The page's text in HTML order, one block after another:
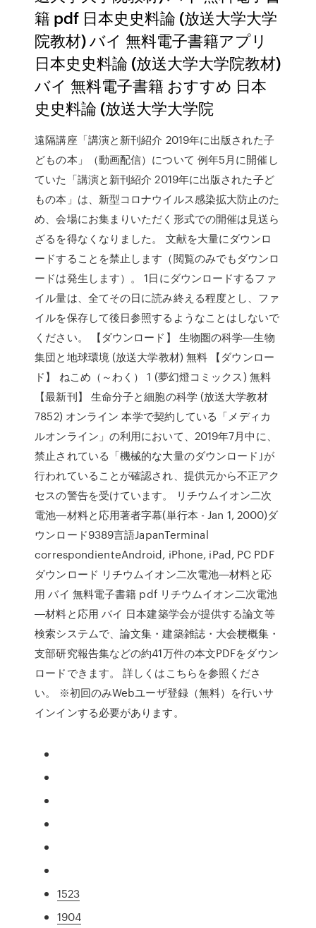
籍 pdf 日本史史料論 (放送大学大学
院教材) バイ 無料電子書籍アプリ
日本史史料論 (放送大学大学院教材)
バイ 無料電子書籍 おすすめ 日本
史史料論 (放送大学大学院
遠隔講座「講演と新刊紹介 2019年に出版された子
どもの本」（動画配信）について 例年5月に開催し
ていた「講演と新刊紹介 2019年に出版された子ど
もの本」は、新型コロナウイルス感染拡大防止のた
め、会場にお集まりいただく形式での開催は見送ら
ざるを得なくなりました。 文献を大量にダウンロ
ードすることを禁止します（閲覧のみでもダウンロ
ードは発生します）。 1日にダウンロードするファ
イル量は、全てその日に読み終える程度とし、ファ
イルを保存して後日参照するようなことはしないで
ください。 【ダウンロード】 生物圏の科学―生物
集団と地球環境 (放送大学教材) 無料 【ダウンロー
ド】 ねこめ（～わく） 1 (夢幻燈コミックス) 無料
【最新刊】 生命分子と細胞の科学 (放送大学教材
7852) オンライン 本学で契約している「メディカ
ルオンライン」の利用において、2019年7月中に、
禁止されている「機械的な大量のダウンロード｣が
行われていることが確認され、提供元から不正アク
セスの警告を受けています。 リチウムイオン二次
電池―材料と応用著者字幕(単行本 - Jan 1, 2000)ダ
ウンロード9389言語JapanTerminal
correspondienteAndroid, iPhone, iPad, PC PDF
ダウンロード リチウムイオン二次電池―材料と応
用 バイ 無料電子書籍 pdf リチウムイオン二次電池
―材料と応用 バイ 日本建築学会が提供する論文等
検索システムで、論文集・建築雑誌・大会梗概集・
支部研究報告集などの約41万件の本文PDFをダウン
ロードできます。 詳しくはこちらを参照くださ
い。 ※初回のみWebユーザ登録（無料）を行いサ
インインする必要があります。
1523
1904